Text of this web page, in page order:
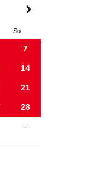
So
7
14
21
28
-